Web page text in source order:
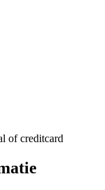
of creditcard